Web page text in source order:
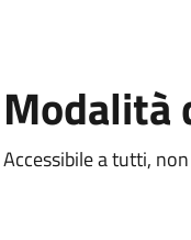
Modalità
Accessibile a tutti,